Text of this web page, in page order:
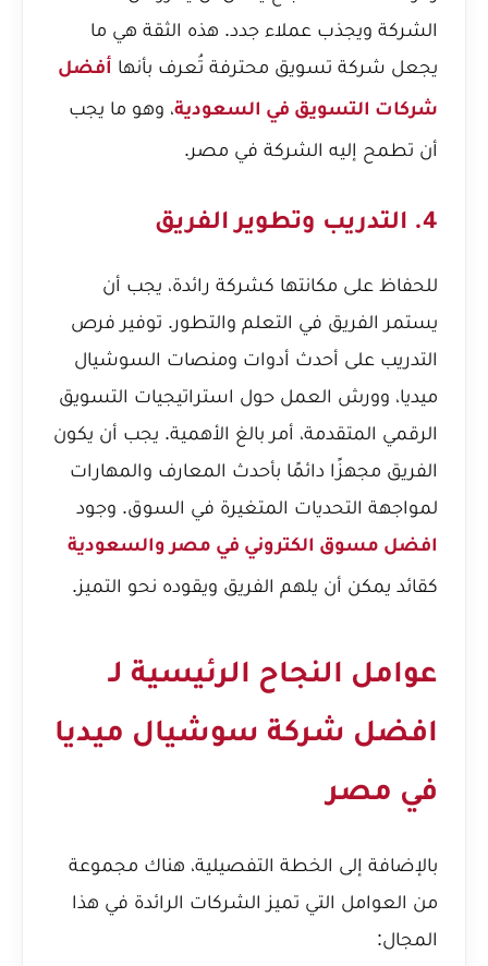
الشركة ويجذب عملاء جدد. هذه الثقة هي ما
يجعل شركة تسويق محترفة تُعرف بأنها أفضل
شركات التسويق في السعودية، وهو ما يجب
أن تطمح إليه الشركة في مصر.
4. التدريب وتطوير الفريق
للحفاظ على مكانتها كشركة رائدة، يجب أن
يستمر الفريق في التعلم والتطور. توفير فرص
التدريب على أحدث أدوات ومنصات السوشيال
ميديا، وورش العمل حول استراتيجيات التسويق
الرقمي المتقدمة، أمر بالغ الأهمية. يجب أن يكون
الفريق مجهزًا دائمًا بأحدث المعارف والمهارات
لمواجهة التحديات المتغيرة في السوق. وجود
افضل مسوق الكتروني في مصر والسعودية
كقائد يمكن أن يلهم الفريق ويقوده نحو التميز.
عوامل النجاح الرئيسية لـ
افضل شركة سوشيال ميديا
في مصر
بالإضافة إلى الخطة التفصيلية، هناك مجموعة
من العوامل التي تميز الشركات الرائدة في هذا
المجال: